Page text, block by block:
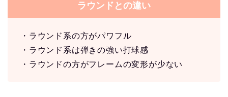
ラウンドとの違い
・ラウンド系の方がパワフル
・ラウンド系は弾きの強い打球感
・ラウンドの方がフレームの変形が少ない